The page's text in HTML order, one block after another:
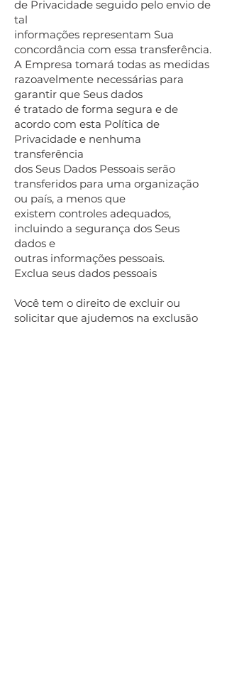
de Privacidade seguido pelo envio de
tal
informações representam Sua
concordância com essa transferência.
A Empresa tomará todas as medidas
razoavelmente necessárias para
garantir que Seus dados
é tratado de forma segura e de
acordo com esta Política de
Privacidade e nenhuma
transferência
dos Seus Dados Pessoais serão
transferidos para uma organização
ou país, a menos que
existem controles adequados,
incluindo a segurança dos Seus
dados e
outras informações pessoais.
Exclua seus dados pessoais
Você tem o direito de excluir ou
solicitar que ajudemos na exclusão